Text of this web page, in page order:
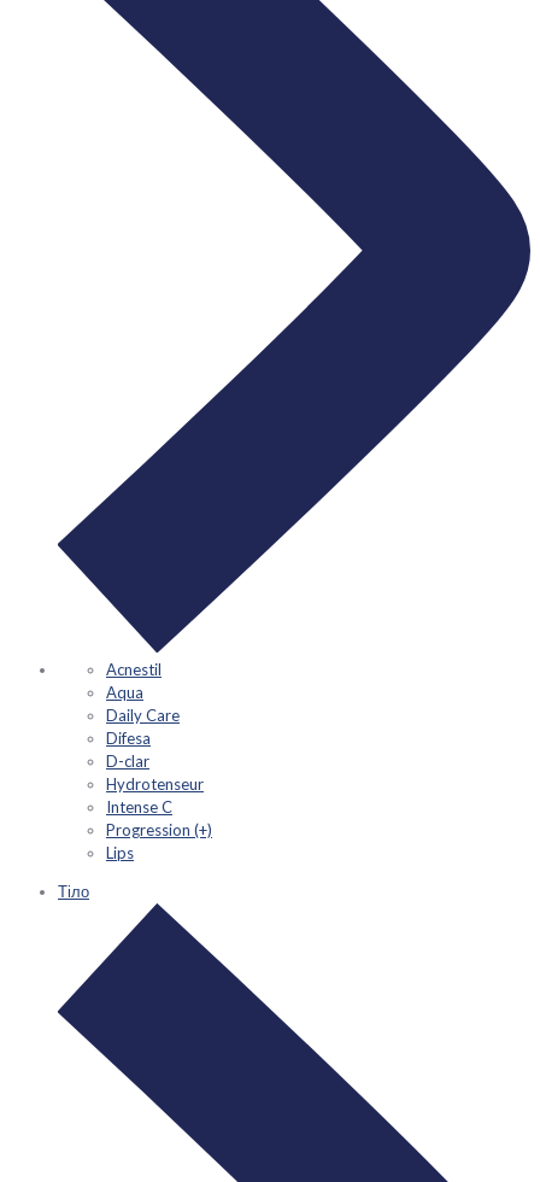
Acnestil
Aqua
Daily Care
Difesa
D-clar
Hydrotenseur
Intense C
Progression (+)
Lips
Тіло